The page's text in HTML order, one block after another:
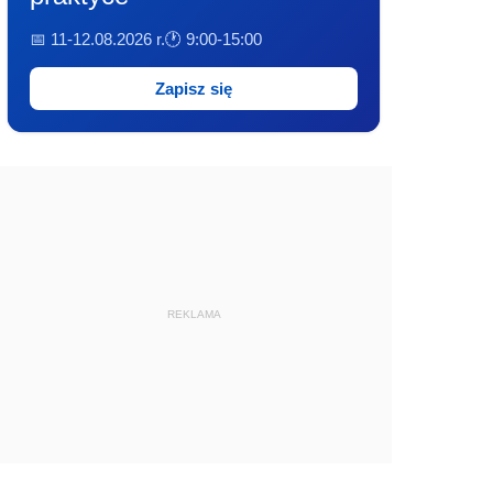
📅 11-12.08.2026 r.🕐 9:00-15:00
Zapisz się
REKLAMA